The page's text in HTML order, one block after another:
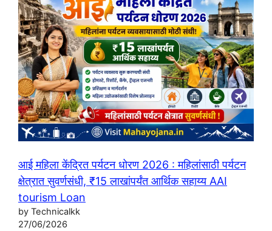
आई महिला केंद्रित पर्यटन धोरण 2026 : महिलांसाठी पर्यटन
क्षेत्रात सुवर्णसंधी, ₹15 लाखांपर्यंत आर्थिक सहाय्य AAI
tourism Loan
by Technicalkk
27/06/2026